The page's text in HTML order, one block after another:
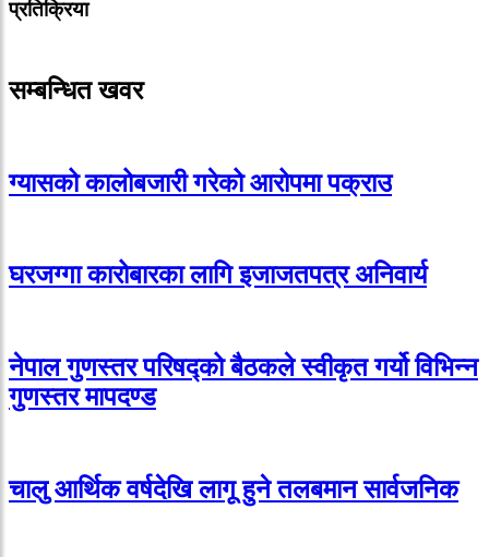
प्रतिक्रिया
सम्बन्धित खवर
ग्यासको कालोबजारी गरेको आरोपमा पक्राउ
घरजग्गा कारोबारका लागि इजाजतपत्र अनिवार्य
नेपाल गुणस्तर परिषद्को बैठकले स्वीकृत गर्यो विभिन्न
गुणस्तर मापदण्ड
चालु आर्थिक वर्षदेखि लागू हुने तलबमान सार्वजनिक